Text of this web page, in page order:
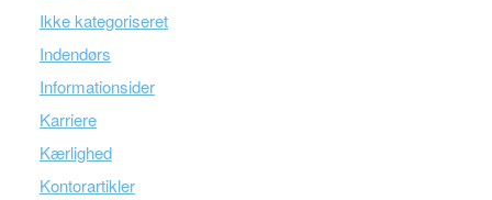
Ikke kategoriseret
Indendørs
Informationsider
Karriere
Kærlighed
Kontorartikler